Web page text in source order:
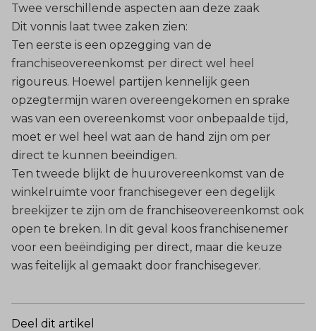
Twee verschillende aspecten aan deze zaak
Dit vonnis laat twee zaken zien:
Ten eerste is een opzegging van de
franchiseovereenkomst per direct wel heel
rigoureus. Hoewel partijen kennelijk geen
opzegtermijn waren overeengekomen en sprake
was van een overeenkomst voor onbepaalde tijd,
moet er wel heel wat aan de hand zijn om per
direct te kunnen beëindigen.
Ten tweede blijkt de huurovereenkomst van de
winkelruimte voor franchisegever een degelijk
breekijzer te zijn om de franchiseovereenkomst ook
open te breken. In dit geval koos franchisenemer
voor een beëindiging per direct, maar die keuze
was feitelijk al gemaakt door franchisegever.
Deel dit artikel